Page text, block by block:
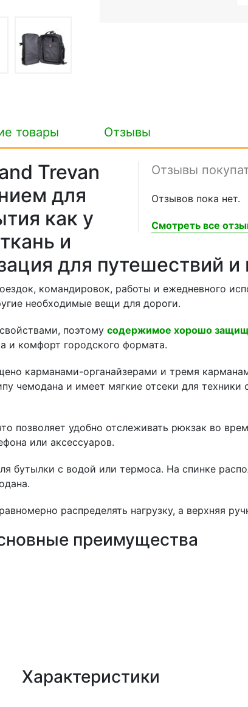
товары Отзывы
Отзывы
Отзывов пока нет.
Смотреть все
Trevan
для
как у
и
для путешествий
командировок, работы и ежедневного
необходимые вещи для дороги.
поэтому содержимое хорошо
и комфорт городского формата.
карманами-органайзерами и тремя
чемодана и имеет мягкие отсеки для техники
позволяет удобно отслеживать рюкзак во
или аксессуаров.
бутылки с водой или термоса. На спинке
распределять нагрузку, а верхняя
преимущества
Характеристики